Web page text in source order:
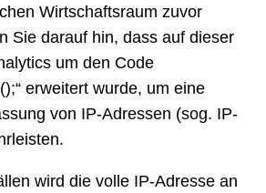
Wirtschaftsraum zuvor
Sie darauf hin, dass auf dieser
um den Code
erweitert wurde, um eine
von IP-Adressen (sog. IP-
wird die volle IP-Adresse an